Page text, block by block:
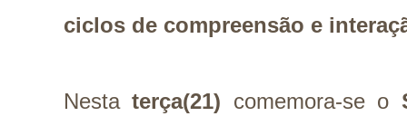
ciclos de compreensão e
Nestaterça(21) comemora-se o